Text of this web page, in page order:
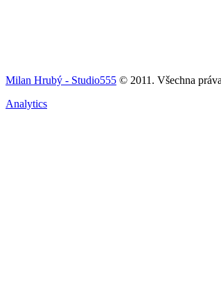
Milan Hrubý - Studio555 © 2011. Všechna
Analytics